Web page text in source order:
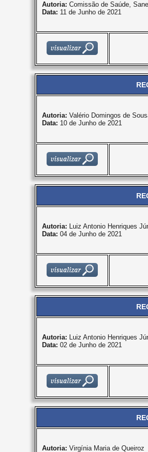
Autoria: Comissão de Saúde,
Data: 11 de Junho de 2021
Autoria: Valério Domingos de
Data: 10 de Junho de 2021
Autoria: Luiz Antonio Henriques
Data: 04 de Junho de 2021
Autoria: Luiz Antonio Henriques
Data: 02 de Junho de 2021
Autoria: Virgínia Maria de Queiroz